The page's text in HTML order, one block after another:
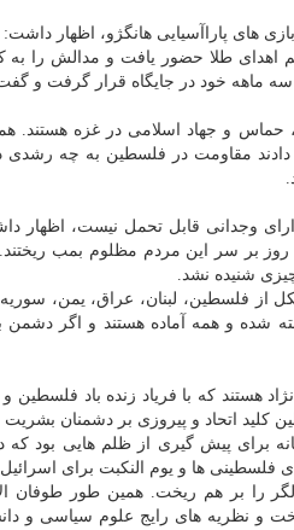
پاراآسیایی هانگژو، اظهار داشت:
اهدای طلا حضور یافت و مدالش را به
سه ماهه خود در جایگاه قرار گرفت و
و جهاد اسلامی در غزه هستند.
دادند مقاومت در فلسطین به چه
وجدانی قابل تحمل نیست، اظهار
دریغ کردند و بدون هیچ نوع محدودیتی به اندازه یک بمب اتم در این ۲۰ روز بر
شنیده نشد.
از فلسطین، لبنان، عراق، یمن،
شده و همه آماده هستند و اگر دشمن
هستند که با فریاد زنده باد فلسطین
کلید اتحاد و پیروزی بر دشمنان
برای پیش گیری از ظلم هایی بود که
ها و یوم النکبت برای اسرائیل
را بر هم ریخت. همین طور طوفان
و نظریه های رایج علوم سیاسی و